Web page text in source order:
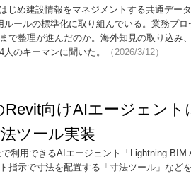
じめ建設情報をマネジメントする共通デー
ルールの標準化に取り組んでいる。業務プ
で整理が進んだのか。海外知見の取り込み
のキーマンに聞いた。
（2026/3/12）
Revit向けAIエージェント
ツール実装
利用できるAIエージェント「Lightning BIM
指示で寸法を配置する「寸法ツール」など